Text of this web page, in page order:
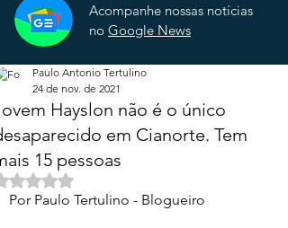
Acompanhe nossas notícias
no Google News
Hayslon não é o único
em Cianorte. Tem
15 pessoas
Paulo Antonio Tertulino
24 de nov. de 2021
Avaliado com NaN de 5 estrelas.
Por Paulo Tertulino - Blogueiro